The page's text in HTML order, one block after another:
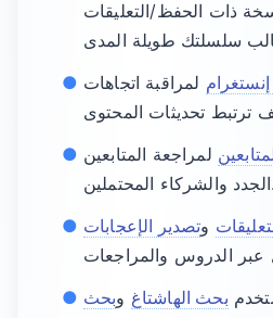
ذات الحفظ/التعليقات
لمراقبة اتجاهات
لمراجعة المتابعين
الجدد والشركاء المحتملين.
وتصدير الإعجابات
بحث الهاشتاغ وبحث